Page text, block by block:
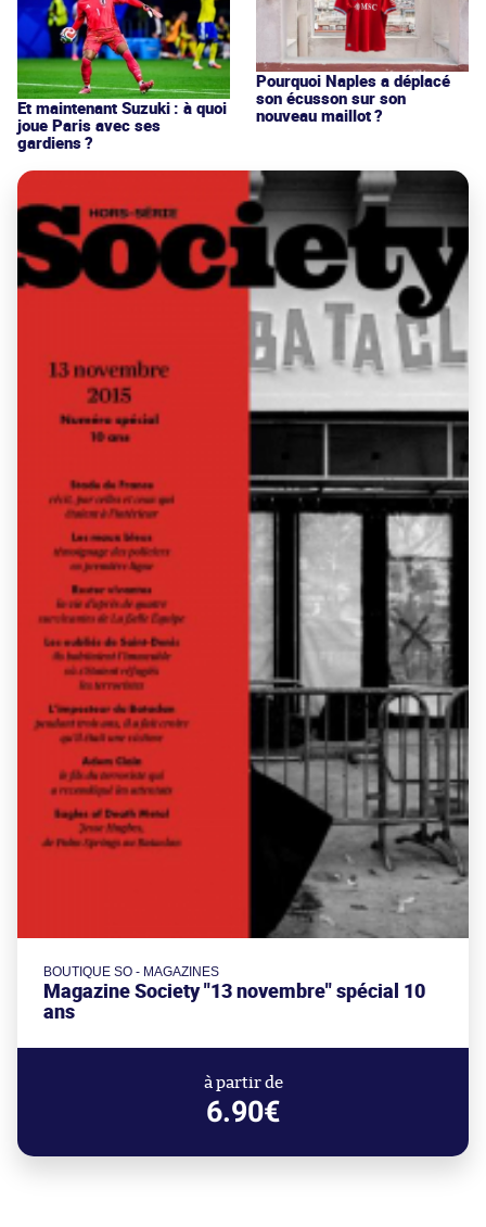
Et maintenant Suzuki : à quoi
joue Paris avec ses
gardiens ?
Pourquoi Naples a déplacé
son écusson sur son
nouveau maillot ?
BOUTIQUE SO - MAGAZINES
Magazine Society "13 novembre" spécial 10
ans
à partir de
6.90€